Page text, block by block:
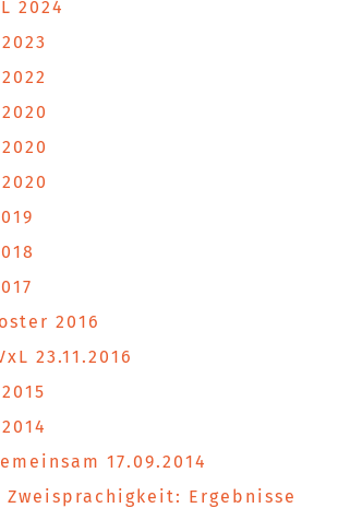
2024
2016
23.11.2016
17.09.2014
Zweisprachigkeit: Ergebnisse